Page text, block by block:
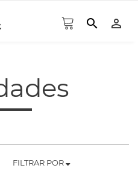
search person_outline
FILTRAR POR